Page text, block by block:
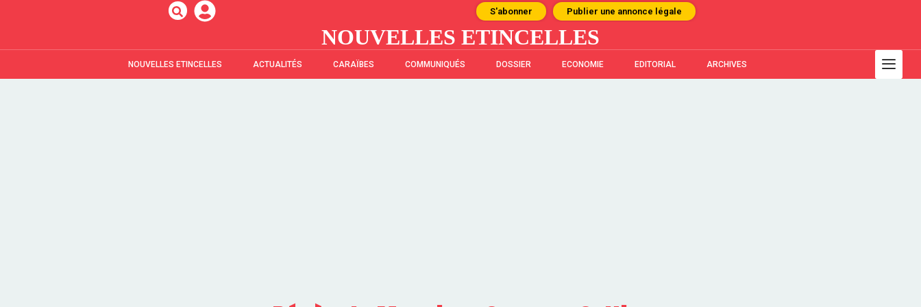
S'abonner Publier une annonce légale
NOUVELLES ETINCELLES
NOUVELLES ETINCELLES ACTUALITÉS CARAÏBES COMMUNIQUÉS DOSSIER ECONOMIE EDITORIAL ARCHIVES